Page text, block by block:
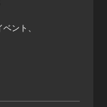
ント、